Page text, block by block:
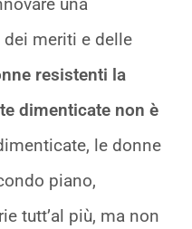
meriti e delle
resistenti la
dimenticate non è
le donne
piano,
tutt’al più, ma non